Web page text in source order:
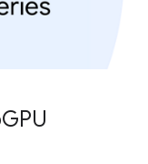
GPU